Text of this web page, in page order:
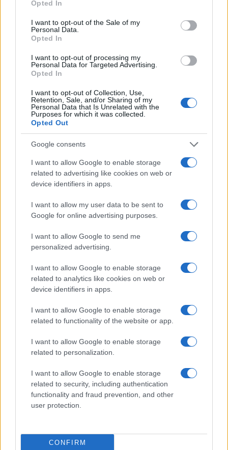
use your data for below specified purposes in below Google
consent section.
Opted In
I want to opt-out of the Sale of my
Personal Data.
Opted In
I want to opt-out of processing my
Personal Data for Targeted Advertising.
Opted In
I want to opt-out of Collection, Use,
Retention, Sale, and/or Sharing of my
Personal Data that Is Unrelated with the
Purposes for which it was collected.
Opted Out
Google consents
I want to allow Google to enable storage
related to advertising like cookies on web or
device identifiers in apps.
I want to allow my user data to be sent to
Google for online advertising purposes.
I want to allow Google to send me
personalized advertising.
I want to allow Google to enable storage
related to analytics like cookies on web or
device identifiers in apps.
I want to allow Google to enable storage
related to functionality of the website or app.
I want to allow Google to enable storage
related to personalization.
I want to allow Google to enable storage
related to security, including authentication
functionality and fraud prevention, and other
user protection.
CONFIRM
uralta, üres térben, zömmel szokványos fényekkel világított
koreográfiai hármas első darabjában, a szellemes című Pas
de Deux for four Dancers (Kettős, négy táncosra) Navas a
A szárazon szerkezetes, nem különösebben jellegzetes
negyedóra izgalmas hangzásjátékon - mely erősen
emlékeztetett honfitársa, Marie Chouinard bravúros színi
kísérleteire - kívül Navast magát kínálta csak igazi
látványosságként. A párhuzamokra, megfeleltetésekre,
kompozíciója mentes volt a markáns jegyektől,
emlékezetes momentumoktól. Nem kevés hasonló munkát
színvonalon.
A Solo with Light (Szóló fénnyel) című alkotásban
egymagában, egy nagyméretű, ezüstös héjú, mélyen
belógatott reflektor opálos, fémes fényében táncoló Navas
meghozta a varázslatot. Jaguárszerűen finom és energikus
mozdulatai, az azokat fűtő, elementáris tűz fel-felcsapó
lángjai megmutatták valódi karizmáját. Navas gesztusai,
teste, arca roppant történetek hordozói: előadói személye
páratlan, kisugárzása perzselő. A fekete és a fehér szín,
epizód közé Navas személyében, szólójával illesztett vörös:
valóban lángnyelv. A szenvedély lobbanása a kimért,
racionális, hűvös jelenések közt. Az érzelmek detonációja,
irracionális szünetjel, vagy inkább a dolog, maga - érzéki
elválasztójelként.
pazarul játszó hátán fémesen csillan meg a halovány világot